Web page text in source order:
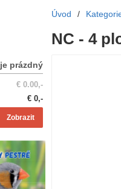
je prázdný
€ 0.00,-
€ 0,-
Zobrazit
Úvod /
NC - 4